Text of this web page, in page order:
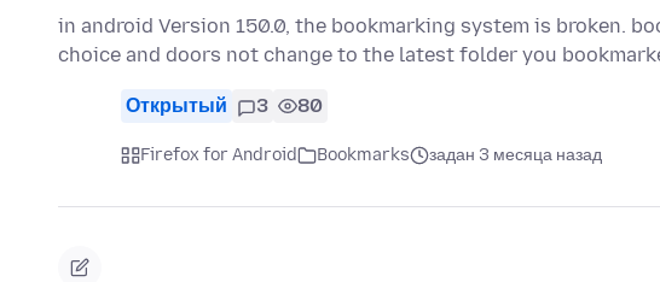
in android Version 150.0, the bookmarking system is broken.
choice and doors not change to the latest folder you
Открытый 3 80
Firefox for Android Bookmarks задан 3 месяца назад